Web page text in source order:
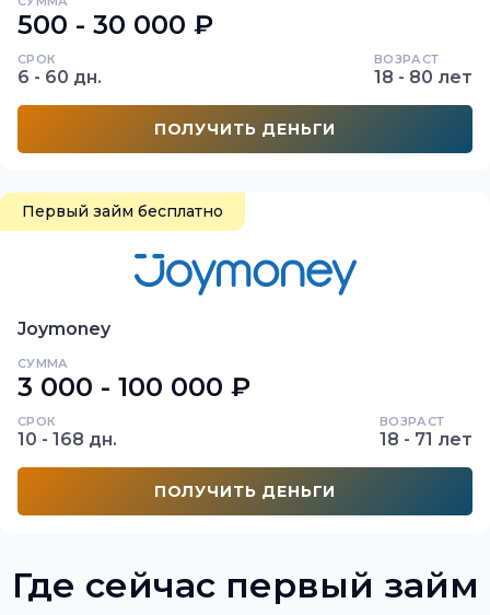
500 - 30 000 ₽
СРОК
6 - 60 дн.
ВОЗРАСТ
18 - 80 лет
ПОЛУЧИТЬ ДЕНЬГИ
Первый займ бесплатно
Joymoney
СУММА
3 000 - 100 000 ₽
СРОК
10 - 168 дн.
ВОЗРАСТ
18 - 71 лет
ПОЛУЧИТЬ ДЕНЬГИ
Где сейчас первый займ